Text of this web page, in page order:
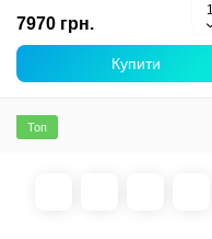
7970 грн.
Купити
Топ